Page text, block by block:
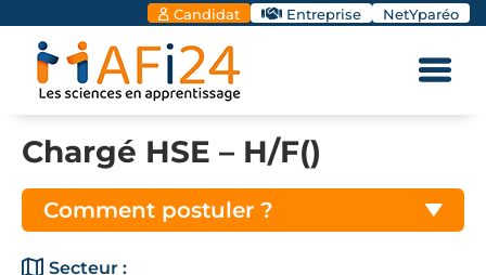
Candidat Entreprise NetYparéo
Chargé HSE – H/F()
Comment postuler ?
Secteur :